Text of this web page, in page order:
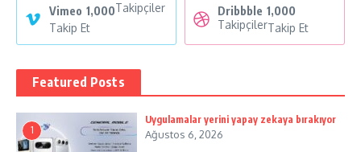
Vimeo 1,000Takipçiler
Takip Et
Dribbble 1,000
TakipçilerTakip Et
Featured Posts
1
Uygulamalar yerini yapay zekaya bırakıyor
Ağustos 6, 2026